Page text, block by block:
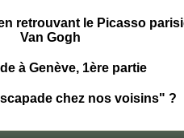
retrouvant le Picasso
Van Gogh
à Genève, 1ère partie
chez nos voisins" ?